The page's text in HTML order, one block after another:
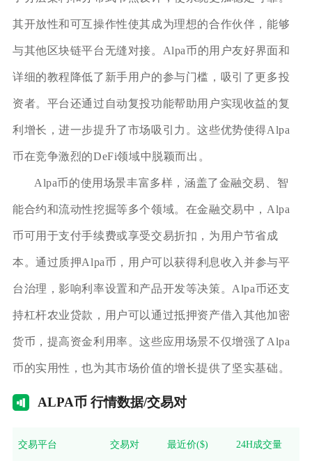
其开放性和可互操作性使其成为理想的合作伙伴，能够
与其他区块链平台无缝对接。Alpa币的用户友好界面和
详细的教程降低了新手用户的参与门槛，吸引了更多投
资者。平台还通过自动复投功能帮助用户实现收益的复
利增长，进一步提升了市场吸引力。这些优势使得Alpa
币在竞争激烈的DeFi领域中脱颖而出。
Alpa币的使用场景丰富多样，涵盖了金融交易、智
能合约和流动性挖掘等多个领域。在金融交易中，Alpa
币可用于支付手续费或享受交易折扣，为用户节省成
本。通过质押Alpa币，用户可以获得利息收入并参与平
台治理，影响利率设置和产品开发等决策。Alpa币还支
持杠杆农业贷款，用户可以通过抵押资产借入其他加密
货币，提高资金利用率。这些应用场景不仅增强了Alpa
币的实用性，也为其市场价值的增长提供了坚实基础。
ALPA币 行情数据/交易对
交易平台 交易对 最近价($) 24H成交量